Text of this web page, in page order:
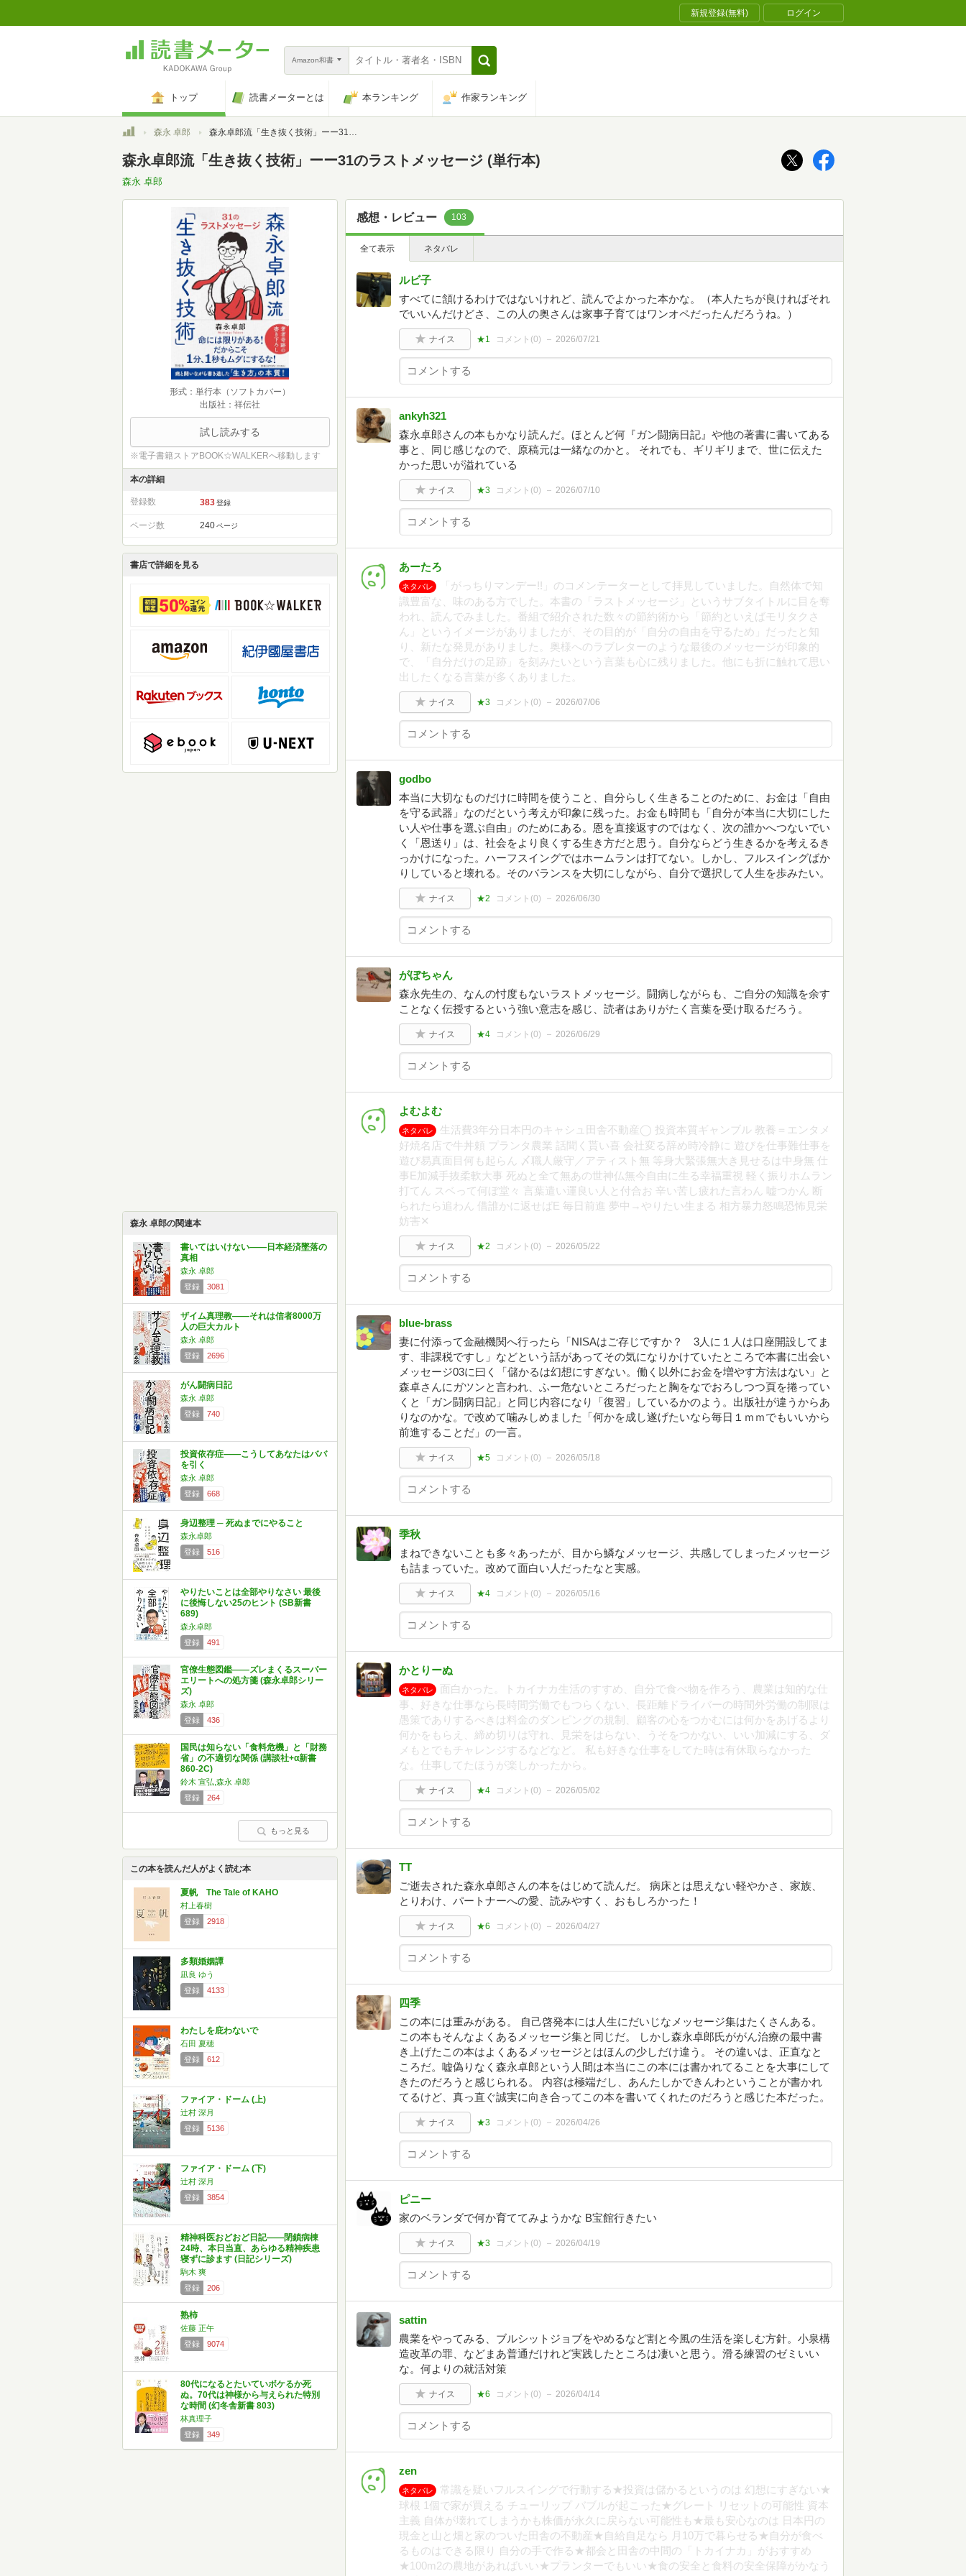
新規登録(無料) ログイン
Amazon和書
トップ 読書メーターとは 本ランキング 作家ランキング
トップ森永 卓郎 森永卓郎流「生き抜く技術」ーー31のラストメッセージ (単行本)
森永卓郎流「生き抜く技術」ーー31のラストメッセージ (単行本)
森永 卓郎
形式：単行本（ソフトカバー）
出版社：祥伝社
試し読みする
※電子書籍ストアBOOK☆WALKERへ移動します
本の詳細
登録数 383 登録
ページ数 240 ページ
書店で詳細を見る
森永 卓郎の関連本
書いてはいけない――日本経済墜落の
真相
森永 卓郎
登録
3081
ザイム真理教――それは信者8000万
人の巨大カルト
森永 卓郎
登録
2696
がん闘病日記
森永 卓郎
登録
740
投資依存症――こうしてあなたはババ
を引く
森永 卓郎
登録
668
身辺整理 ─ 死ぬまでにやること
森永卓郎
登録
516
やりたいことは全部やりなさい 最後
に後悔しない25のヒント (SB新書
689)
森永卓郎
登録
491
官僚生態図鑑――ズレまくるスーパー
エリートへの処方箋 (森永卓郎シリー
ズ)
森永 卓郎
登録
436
国民は知らない「食料危機」と「財務
省」の不適切な関係 (講談社+α新書
860-2C)
鈴木 宣弘,森永 卓郎
登録
264
もっと見る
この本を読んだ人がよく読む本
夏帆 The Tale of KAHO
村上春樹
登録
2918
多類婚姻譚
凪良 ゆう
登録
4133
わたしを庇わないで
石田 夏穂
登録
612
ファイア・ドーム (上)
辻村 深月
登録
5136
ファイア・ドーム (下)
辻村 深月
登録
3854
精神科医おどおど日記——閉鎖病棟
24時、本日当直、あらゆる精神疾患
寝ずに診ます (日記シリーズ)
駒木 爽
登録
206
熟柿
佐藤 正午
登録
9074
80代になるとたいていボケるか死
ぬ。70代は神様から与えられた特別
な時間 (幻冬舎新書 803)
林真理子
登録
349
感想・レビュー 103
全て表示 ネタバレ
ルビ子
すべてに頷けるわけではないけれど、読んでよかった本かな。（本人たちが良ければそれ
でいいんだけどさ、この人の奥さんは家事子育てはワンオペだったんだろうね。）
ナイス ★1 コメント(0) 2026/07/21
ankyh321
森永卓郎さんの本もかなり読んだ。ほとんど何『ガン闘病日記』や他の著書に書いてある
事と、同じ感じなので、原稿元は一緒なのかと。 それでも、ギリギリまで、世に伝えた
かった思いが溢れている
ナイス ★3 コメント(0) 2026/07/10
あーたろ
ネタバレ
「がっちりマンデー!!」のコメンテーターとして拝見していました。自然体で知
識豊富な、味のある方でした。本書の「ラストメッセージ」というサブタイトルに目を奪
われ、読んでみました。番組で紹介された数々の節約術から「節約といえばモリタクさ
ん」というイメージがありましたが、その目的が「自分の自由を守るため」だったと知
り、新たな発見がありました。奥様へのラブレターのような最後のメッセージが印象的
で、「自分だけの足跡」を刻みたいという言葉も心に残りました。他にも折に触れて思い
出したくなる言葉が多くありました。
ナイス ★3 コメント(0) 2026/07/06
godbo
本当に大切なものだけに時間を使うこと、自分らしく生きることのために、お金は「自由
を守る武器」なのだという考えが印象に残った。お金も時間も「自分が本当に大切にした
い人や仕事を選ぶ自由」のためにある。恩を直接返すのではなく、次の誰かへつないでい
く「恩送り」は、社会をより良くする生き方だと思う。自分ならどう生きるかを考えるき
っかけになった。ハーフスイングではホームランは打てない。しかし、フルスイングばか
りしていると壊れる。そのバランスを大切にしながら、自分で選択して人生を歩みたい。
ナイス ★2 コメント(0) 2026/06/30
がぼちゃん
森永先生の、なんの忖度もないラストメッセージ。闘病しながらも、ご自分の知識を余す
ことなく伝授するという強い意志を感じ、読者はありがたく言葉を受け取るだろう。
ナイス ★4 コメント(0) 2026/06/29
よむよむ
ネタバレ
生活費3年分日本円のキャシュ田舎不動産◯ 投資本質ギャンブル 教養＝エンタメ
好焼名店で牛丼頼 プランタ農業 話聞く貰い喜 会社変る辞め時冷静に 遊びを仕事難仕事を
遊び易真面目何も起らん 〆職人厳守／アティスト無 等身大緊張無大き見せるは中身無 仕
事E加減手抜柔軟大事 死ぬと全て無あの世神仏無今自由に生る幸福重視 軽く振りホムラン
打てん スベって何ぼ堂々 言葉遣い運良い人と付合お 辛い苦し疲れた言わん 嘘つかん 断
られたら追わん 借誰かに返せばE 毎日前進 夢中→やりたい生まる 相方暴力怒鳴恐怖見栄
妨害✕
ナイス ★2 コメント(0) 2026/05/22
blue-brass
妻に付添って金融機関へ行ったら「NISAはご存じですか？ 3人に１人は口座開設してま
す、非課税ですし」などという話があってその気になりかけていたところで本書に出会い
メッセージ03に曰く「儲かるは幻想にすぎない。働く以外にお金を増やす方法はない」と
森卓さんにガツンと言われ、ふー危ないところだったと胸をなでおろしつつ頁を捲ってい
くと「ガン闘病日記」と同じ内容になり「復習」しているかのよう。出版社が違うからあ
りなのかな。で改めて噛みしめました「何かを成し遂げたいなら毎日１ｍｍでもいいから
前進することだ」の一言。
ナイス ★5 コメント(0) 2026/05/18
季秋
まねできないことも多々あったが、目から鱗なメッセージ、共感してしまったメッセージ
も詰まっていた。改めて面白い人だったなと実感。
ナイス ★4 コメント(0) 2026/05/16
かとりーぬ
ネタバレ
面白かった。トカイナカ生活のすすめ、自分で食べ物を作ろう、農業は知的な仕
事、好きな仕事なら長時間労働でもつらくない、長距離ドライバーの時間外労働の制限は
愚策でありするべきは料金のダンピングの規制、顧客の心をつかむには何かをあげるより
何かをもらえ、締め切りは守れ、見栄をはらない、うそをつかない、いい加減にする、ダ
メもとでもチャレンジするなどなど。 私も好きな仕事をしてた時は有休取らなかった
な。仕事してたほうが楽しかったから。
ナイス ★4 コメント(0) 2026/05/02
TT
ご逝去された森永卓郎さんの本をはじめて読んだ。 病床とは思えない軽やかさ、家族、
とりわけ、パートナーへの愛、読みやすく、おもしろかった！
ナイス ★6 コメント(0) 2026/04/27
四季
この本には重みがある。 自己啓発本には人生にだいじなメッセージ集はたくさんある。
この本もそんなよくあるメッセージ集と同じだ。 しかし森永卓郎氏ががん治療の最中書
き上げたこの本はよくあるメッセージとはほんの少しだけ違う。 その違いは、正直なと
ころだ。嘘偽りなく森永卓郎という人間は本当にこの本には書かれてることを大事にして
きたのだろうと感じられる。 内容は極端だし、あんたしかできんわということが書かれ
てるけど、真っ直ぐ誠実に向き合ってこの本を書いてくれたのだろうと感じた本だった。
ナイス ★3 コメント(0) 2026/04/26
ピニー
家のベランダで何か育ててみようかな B宝館行きたい
ナイス ★3 コメント(0) 2026/04/19
sattin
農業をやってみる、ブルシットジョブをやめるなど割と今風の生活を楽しむ方針。小泉構
造改革の罪、などまあ普通だけれど実践したところは凄いと思う。滑る練習のゼミいい
な。何よりの就活対策
ナイス ★6 コメント(0) 2026/04/14
zen
ネタバレ
常識を疑いフルスイングで行動する★投資は儲かるというのは 幻想にすぎない★
球根 1個で家が買える チューリップ バブルが起こった★グレート リセットの可能性 資本
主義 自体が壊れてしまうかも株価が永久に戻らない可能性も★最も安心なのは 日本円の
現金と山と畑と家のついた田舎の不動産★自給自足なら 月10万で暮らせる★自分が食べ
るものはできる限り 自分の手で作る★都会と田舎の中間の「トカイナカ」がおすすめ
★100m2の農地があればいい★プランターでもいい★食の安全と食料の安全保障がかなう